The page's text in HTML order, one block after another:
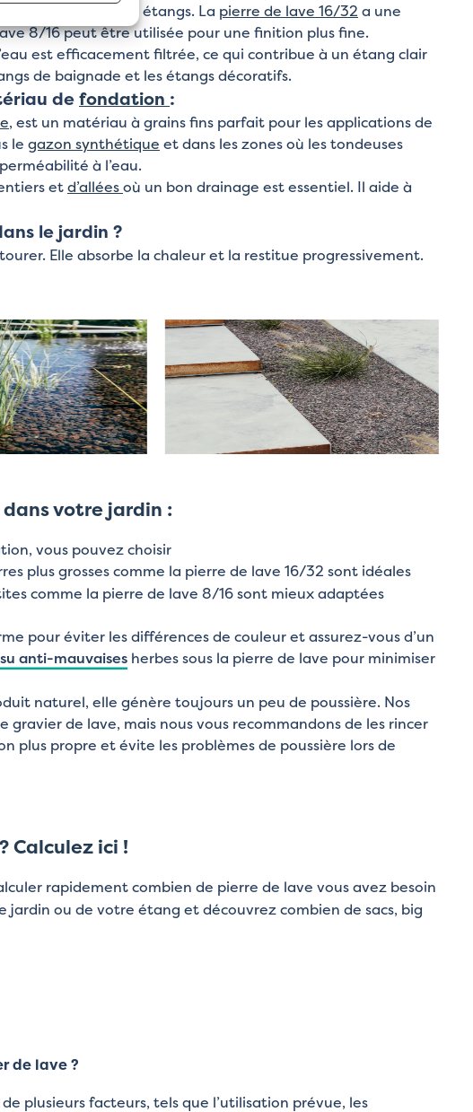
de filtration des étangs. La pierre de lave 16/32 a une
8/16 peut être utilisée pour une finition plus fine.
est efficacement filtrée, ce qui contribue à un étang clair
de baignade et les étangs décoratifs.
defondation :
, est un matériau à grains fins parfait pour les applications de
le gazon synthétique et dans les zones où les tondeuses
à l’eau.
etd’alléesoù un bon drainage est essentiel. Il aide à
le jardin ?
Elle absorbe la chaleur et la restitue progressivement.
votre jardin :
vous pouvez choisir
plus grosses comme la pierre de lave 16/32 sont idéales
comme la pierre de lave 8/16 sont mieux adaptées
pour éviter les différences de couleur et assurez-vous d’un
anti-mauvaises herbes sous la pierre de lave pour minimiser
naturel, elle génère toujours un peu de poussière. Nos
de lave, mais nous vous recommandons de les rincer
plus propre et évite les problèmes de poussière lors de
Calculez ici !
rapidement combien de pierre de lave vous avez besoin
ou de votre étang et découvrez combien de sacs, big
de lave ?
plusieurs facteurs, tels que l’utilisation prévue, les